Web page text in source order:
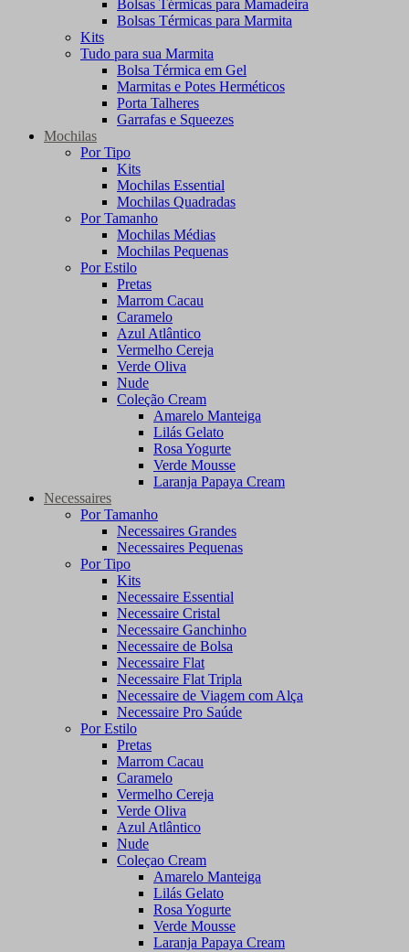
Bolsas Térmicas para Mamadeira
Bolsas Térmicas para Marmita
Kits
Tudo para sua Marmita
Bolsa Térmica em Gel
Marmitas e Potes Herméticos
Porta Talheres
Garrafas e Squeezes
Mochilas
Por Tipo
Kits
Mochilas Essential
Mochilas Quadradas
Por Tamanho
Mochilas Médias
Mochilas Pequenas
Por Estilo
Pretas
Marrom Cacau
Caramelo
Azul Atlântico
Vermelho Cereja
Verde Oliva
Nude
Coleção Cream
Amarelo Manteiga
Lilás Gelato
Rosa Yogurte
Verde Mousse
Laranja Papaya Cream
Necessaires
Por Tamanho
Necessaires Grandes
Necessaires Pequenas
Por Tipo
Kits
Necessaire Essential
Necessaire Cristal
Necessaire Ganchinho
Necessaire de Bolsa
Necessaire Flat
Necessaire Flat Tripla
Necessaire de Viagem com Alça
Necessaire Pro Saúde
Por Estilo
Pretas
Marrom Cacau
Caramelo
Vermelho Cereja
Verde Oliva
Azul Atlântico
Nude
Coleçao Cream
Amarelo Manteiga
Lilás Gelato
Rosa Yogurte
Verde Mousse
Laranja Papaya Cream